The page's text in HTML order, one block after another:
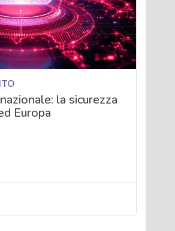
la sicurezza
Europa